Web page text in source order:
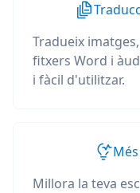
Tradueix
fitxers Word i
i fàcil d'utilitzar.
Millora la teva